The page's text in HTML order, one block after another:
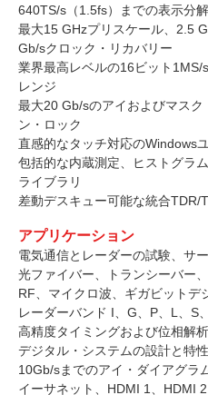
640TS/s（1.5fs）までの表示分
最大15 GHzプリスケール、2.5
Gb/sクロック・リカバリー
業界最高レベルの16ビット1MS/
レンジ
最大20 Gb/sのアイおよびマス
ン・ロック
直感的なタッチ対応のWindows
包括的な内蔵測定、ヒストグラ
ライブラリ
差動デスキュー可能な統合TDR/
アプリケーション
電気通信とレーダーの試験、サ
光ファイバー、トランシーバー
RF、マイクロ波、ギガビットデ
レーダーバンド I、G、P、L、S
高精度タイミングおよび位相解析
デジタル・システムの設計と特
10Gb/sまでのアイ・ダイアグラ
イーサネット、HDMI 1、HDMI